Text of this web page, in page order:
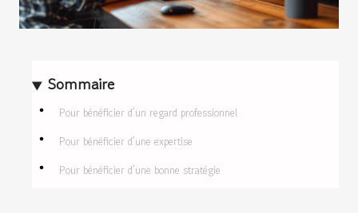
Sommaire
Pour bénéficier d’un regard professionnel
Pour bénéficier d’une expertise
Pour bénéficier d’une bonne stratégie